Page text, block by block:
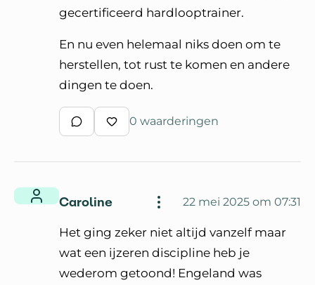
gecertificeerd hardlooptrainer.
En nu even helemaal niks doen om te
herstellen, tot rust te komen en andere
dingen te doen.
Schrijf een reactie
Waardeer reactie
0 waarderingen
Caroline 22 mei 2025 om 07:31
Het ging zeker niet altijd vanzelf maar
wat een ijzeren discipline heb je
wederom getoond! Engeland was